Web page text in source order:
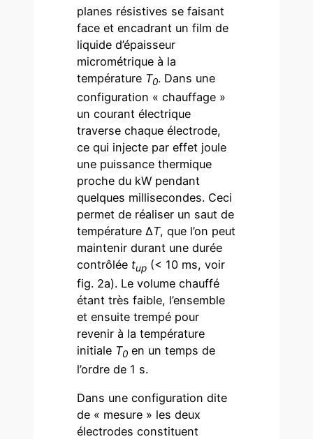
planes résistives se faisant
face et encadrant un film de
liquide d’épaisseur
micrométrique à la
température T0. Dans une
configuration « chauffage »
un courant électrique
traverse chaque électrode,
ce qui injecte par effet joule
une puissance thermique
proche du kW pendant
quelques millisecondes. Ceci
permet de réaliser un saut de
température ΔT, que l’on peut
maintenir durant une durée
contrôlée tup (< 10 ms, voir
fig. 2a). Le volume chauffé
étant très faible, l’ensemble
et ensuite trempé pour
revenir à la température
initiale T0 en un temps de
l’ordre de 1 s.
Dans une configuration dite
de « mesure » les deux
électrodes constituent